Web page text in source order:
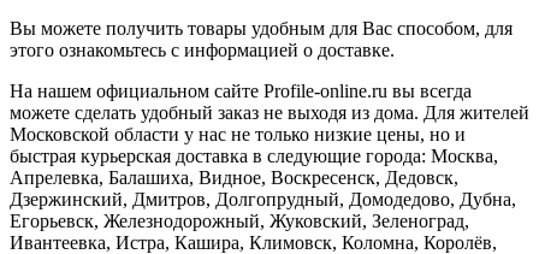
Вы можете получить товары удобным для Вас способом, для
этого ознакомьтесь с информацией о доставке.
На нашем официальном сайте Profile-online.ru вы всегда
можете сделать удобный заказ не выходя из дома. Для жителей
Московской области у нас не только низкие цены, но и
быстрая курьерская доставка в следующие города: Москва,
Апрелевка, Балашиха, Видное, Воскресенск, Дедовск,
Дзержинский, Дмитров, Долгопрудный, Домодедово, Дубна,
Егорьевск, Железнодорожный, Жуковский, Зеленоград,
Ивантеевка, Истра, Кашира, Климовск, Коломна, Королёв,